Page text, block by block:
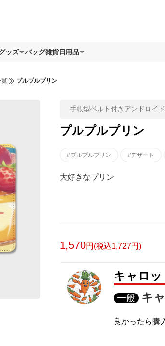
ッズ バッグ雑貨日用品
覧 プルプルプリン
手帳型ベルト付きアンドロイ
プルプルプリン
#プルプルプリン #デザート
大好きなプリン
1,570円(税込1,727円)
キャロ
一般 キ
良かったら購